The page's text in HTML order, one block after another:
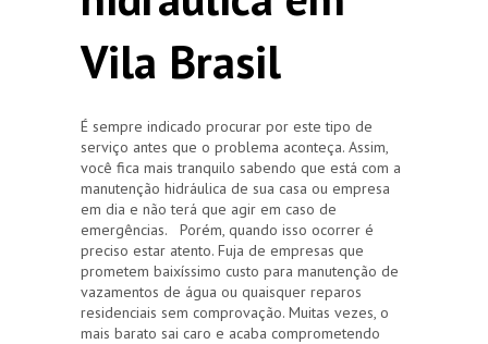
Vila Brasil
É sempre indicado procurar por este tipo de
serviço antes que o problema aconteça. Assim,
você fica mais tranquilo sabendo que está com a
manutenção hidráulica de sua casa ou empresa
em dia e não terá que agir em caso de
emergências. Porém, quando isso ocorrer é
preciso estar atento. Fuja de empresas que
prometem baixíssimo custo para manutenção de
vazamentos de água ou quaisquer reparos
residenciais sem comprovação. Muitas vezes, o
mais barato sai caro e acaba comprometendo